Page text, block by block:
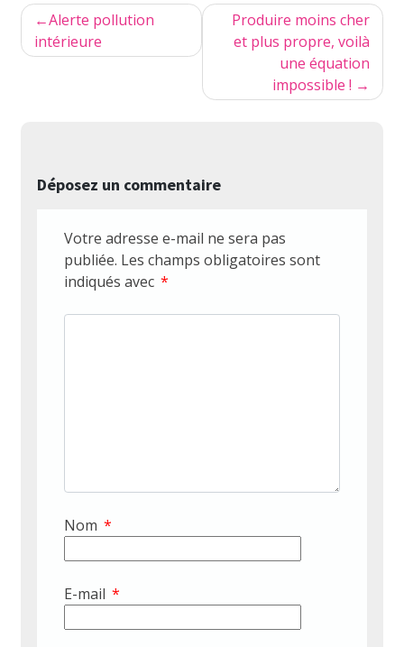
Navigation
de
Alerte pollution
intérieure
Produire moins cher
et plus propre, voilà
une équation
impossible !
Déposez un commentaire
Votre adresse e-mail ne sera pas
publiée. Les champs obligatoires sont
indiqués avec *
Nom *
E-mail *